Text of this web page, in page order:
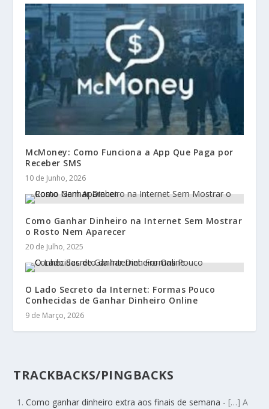
McMoney: Como Funciona a App Que Paga por
Receber SMS
10 de Junho, 2026
Como Ganhar Dinheiro na Internet Sem Mostrar
o Rosto Nem Aparecer
20 de Julho, 2025
O Lado Secreto da Internet: Formas Pouco
Conhecidas de Ganhar Dinheiro Online
9 de Março, 2026
TRACKBACKS/PINGBACKS
Como ganhar dinheiro extra aos finais de semana - […] A